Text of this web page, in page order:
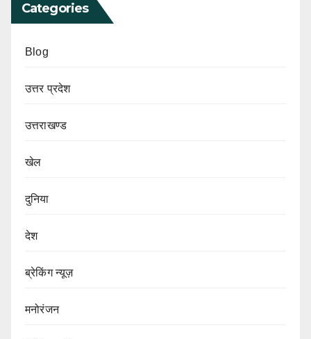
Categories
Blog
उत्तर प्रदेश
उत्तराखण्ड
खेल
दुनिया
देश
ब्रेकिंग न्यूज़
मनोरंजन